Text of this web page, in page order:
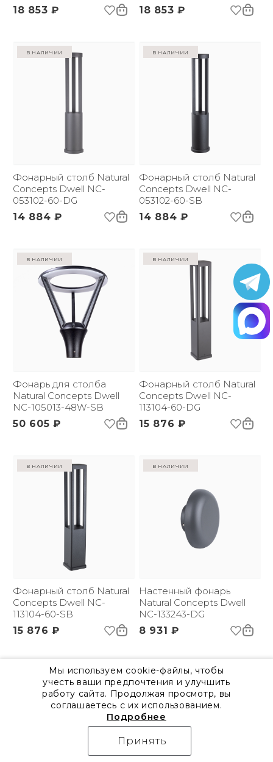
18 853 ₽
18 853 ₽
в наличии
Фонарный столб Natural
Concepts Dwell NC-
053102-60-DG
14 884 ₽
в наличии
Фонарный столб Natural
Concepts Dwell NC-
053102-60-SB
14 884 ₽
в наличии
Фонарь для столба
Natural Concepts Dwell
NC-105013-48W-SB
50 605 ₽
в наличии
Фонарный столб Natural
Concepts Dwell NC-
113104-60-DG
15 876 ₽
в наличии
Фонарный столб Natural
Concepts Dwell NC-
113104-60-SB
15 876 ₽
в наличии
Настенный фонарь
Natural Concepts Dwell
NC-133243-DG
8 931 ₽
в наличии в наличии
Мы используем cookie-файлы, чтобы
учесть ваши предпочтения и улучшить
работу сайта. Продолжая просмотр, вы
соглашаетесь с их использованием.
Подробнее
Принять